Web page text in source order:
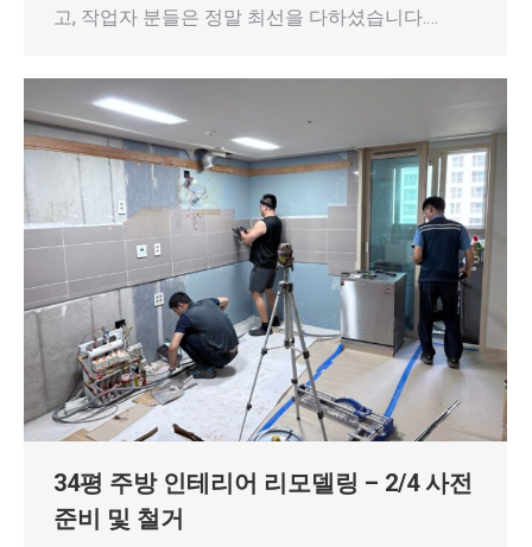
고, 작업자 분들은 정말 최선을 다하셨습니다.…
34평 주방 인테리어 리모델링 – 2/4 사전
준비 및 철거